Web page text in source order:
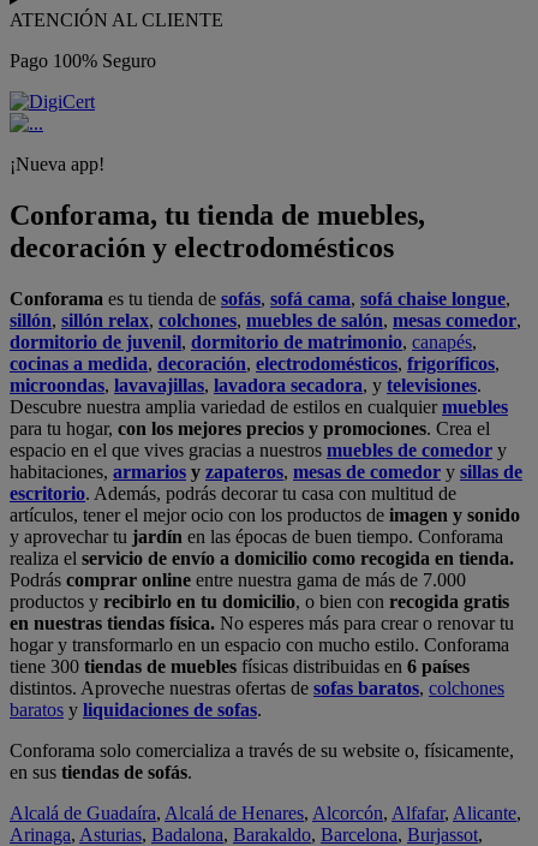
ATENCIÓN AL CLIENTE
Pago 100% Seguro
¡Nueva app!
Conforama, tu tienda de muebles,
decoración y electrodomésticos
Conforama es tu tienda de sofás, sofá cama, sofá chaise longue,
sillón, sillón relax, colchones, muebles de salón, mesas comedor,
dormitorio de juvenil, dormitorio de matrimonio, canapés,
cocinas a medida, decoración, electrodomésticos, frigoríficos,
microondas, lavavajillas, lavadora secadora, y televisiones.
Descubre nuestra amplia variedad de estilos en cualquiermuebles
para tu hogar, con los mejores precios y promociones. Crea el
espacio en el que vives gracias a nuestros muebles de comedor y
habitaciones, armarios y zapateros, mesas de comedor y sillas de
escritorio. Además, podrás decorar tu casa con multitud de
artículos, tener el mejor ocio con los productos de imagen y sonido
y aprovechar tu jardín en las épocas de buen tiempo. Conforama
realiza el servicio de envío a domicilio como recogida en tienda.
Podrás comprar online entre nuestra gama de más de 7.000
productos y recibirlo en tu domicilio, o bien con recogida gratis
en nuestras tiendas física. No esperes más para crear o renovar tu
hogar y transformarlo en un espacio con mucho estilo. Conforama
tiene 300 tiendas de muebles físicas distribuidas en 6 países
distintos. Aproveche nuestras ofertas de sofas baratos, colchones
baratos y liquidaciones de sofas.
Conforama solo comercializa a través de su website o, físicamente,
en sus tiendas de sofás.
Alcalá de Guadaíra, Alcalá de Henares, Alcorcón, Alfafar, Alicante,
Arinaga, Asturias, Badalona, Barakaldo, Barcelona, Burjassot,